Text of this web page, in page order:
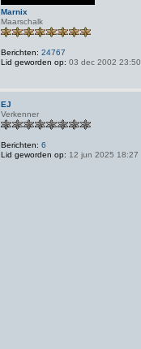
Marnix
Maarschalk
Berichten: 24767
Lid geworden op: 03 dec 2002 23:50
EJ
Verkenner
Berichten: 6
Lid geworden op: 12 jun 2025 18:27